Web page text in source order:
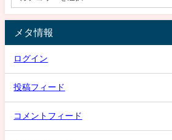
メタ情報
ログイン
投稿フィード
コメントフィード